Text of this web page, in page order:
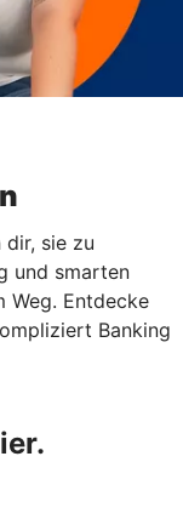
sie zu
und smarten
Weg. Entdecke
Banking